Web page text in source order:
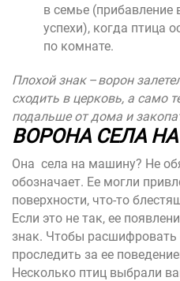
в семье (прибавление
успехи), когда птица
по комнате.
Плохой знак –ворон
сходить в церковь, а само
подальше от дома и
ВОРОНА СЕЛА
Она села на машину? Не
обозначает. Ее могли
поверхности, что-то
Если это не так, ее
знак. Чтобы расшифровать
проследить за ее
Несколько птиц выбрали